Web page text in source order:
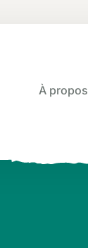
À propos